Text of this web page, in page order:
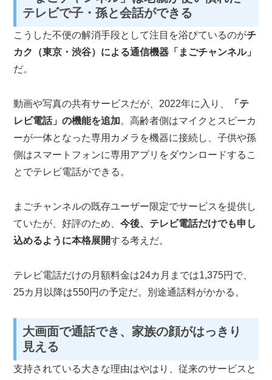
テレビで子・孫と会話ができる
こうした不便の解消手段として注目を浴びているのがチ
カク（東京・渋谷）による通信機器「まごチャンネル」
だ。
動画や写真の共有サービスだが、2022年に入り、
「テ
レビ電話」の機能を追加。高齢者側はマイクとスピーカ
ーが一体となった専用カメラを機器に接続し、子供や孫
側はスマートフォンに専用アプリをダウンロードするこ
とでテレビ電話ができる。
まごチャンネルの既存ユーザー限定でサービスを提供し
ていたが、好評のため、今後、テレビ電話だけでも申し
込めるように本格展開する考えだ。
テレビ電話だけの月額料金は24カ月までは1,375円で、
25カ月以降は550円の予定だ。別途通話料がかかる。
大画面で通話でき、家族の顔がはっきり
見える
支持されている大きな理由はやはり、従来のサービスと